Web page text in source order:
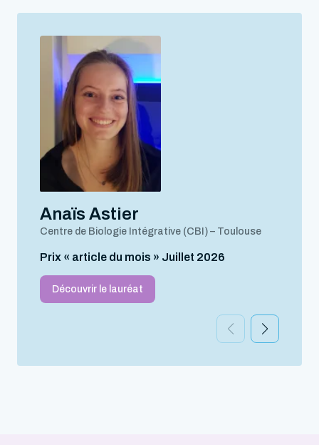
Anaïs Astier
Centre de Biologie Intégrative (CBI) – Toulouse
Prix « article du mois » Juillet 2026
Découvrir le lauréat